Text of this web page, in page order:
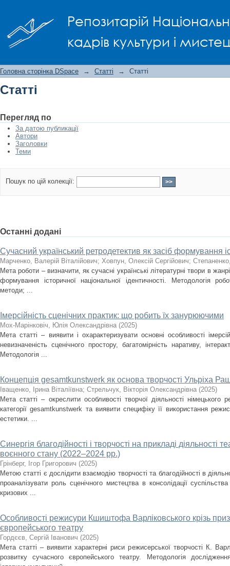
Репозитарій
кадрів культури і
Головна сторінка DSpace → Статті → Статті
Статті
Перегляд по
За датою публикації
Автори
Заголовки
Теми
Пошук по цій колекції:
Останні додані
Сучасний український ретродетектив як засіб формування
Марченко, Валерій Віталійович; Ховпун, Олексій Сергійович;
Мета роботи – визначити, як сучасні українські літературні твори в
формування історичної національної ідентичності. Методологія
методи; ...
Імерсійність сценічних практик: що робить їх занурюючими
Мох-Марінковіч, Юлія Олександрівна (2025)
Мета статті – виявити і охарактеризувати основні особливості
невизначеність сценічного простору, багатомірність наративу,
Методологія ...
Концепція gesamtkunstwerk як основа творчості Ульріха
Іващенко, Ірина Віталіївна; Стрельчук, Вікторія Олександрівна (2025)
Мета статті – окреслити особливості творчої діяльності
категорії gesamtkunstwerk та виявити специфіку її використання
естетики. ...
Синергія благодійності і творчості на прикладі діяльності
воєнного стану (2022–2024 рр.)
Грінберг, Ігор Григорович (2025)
Метою статті є дослідити взаємодію творчості та благодійності в
проаналізувати роль сценічного мистецтва в консолідації
кризових ...
Особливості режисури Кшиштофа Варліковського крізь
європейського театру
Гордєєв, Сергій Іванович (2025)
Мета статті – виявити характерні риси режисерської творчості К.
розвитку сучасного європейського театру. Методологія